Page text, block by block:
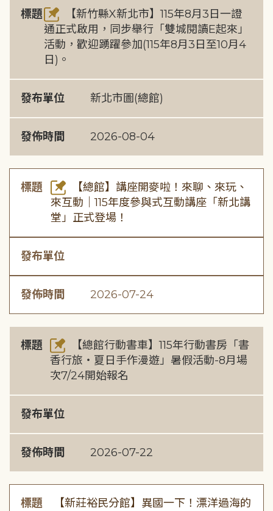
標題
【新竹縣X新北市】115年8月3日一證
通正式啟用，同步舉行「雙城閱讀E起來」
活動，歡迎踴躍參加(115年8月3日至10月4
日)。
發布單位 新北市圖(總館)
發佈時間 2026-08-04
標題
【總館】講座開麥啦！來聊、來玩、
來互動｜115年度參與式互動講座「新北講
堂」正式登場！
發布單位
發佈時間 2026-07-24
標題
【總館行動書車】115年行動書房「書
香行旅・夏日手作漫遊」暑假活動-8月場
次7/24開始報名
發布單位
發佈時間 2026-07-22
標題
【新莊裕民分館】異國一下！漂洋過海的